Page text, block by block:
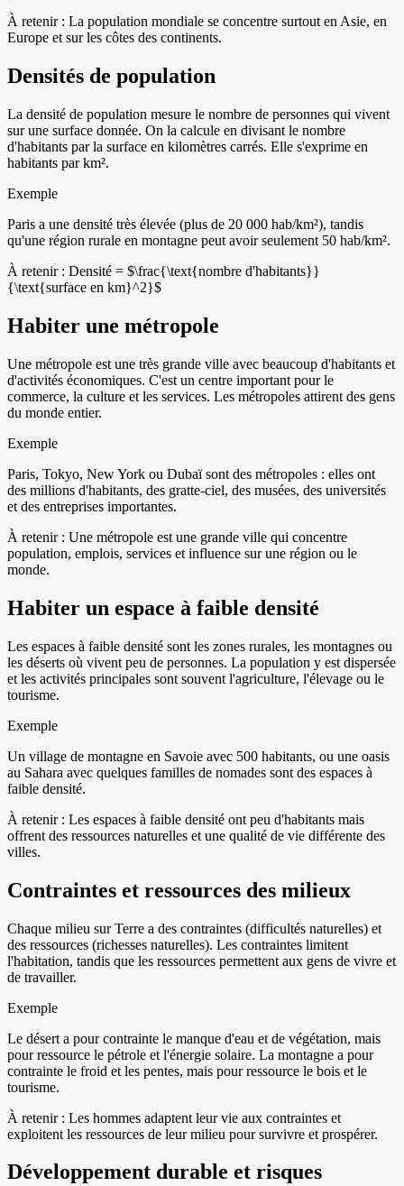
À retenir : La population mondiale se concentre surtout en Asie, en
Europe et sur les côtes des continents.
Densités de population
La densité de population mesure le nombre de personnes qui vivent
sur une surface donnée. On la calcule en divisant le nombre
d'habitants par la surface en kilomètres carrés. Elle s'exprime en
habitants par km².
Exemple
Paris a une densité très élevée (plus de 20 000 hab/km²), tandis
qu'une région rurale en montagne peut avoir seulement 50 hab/km².
À retenir : Densité = $\frac{\text{nombre d'habitants}}
{\text{surface en km}^2}$
Habiter une métropole
Une métropole est une très grande ville avec beaucoup d'habitants et
d'activités économiques. C'est un centre important pour le
commerce, la culture et les services. Les métropoles attirent des gens
du monde entier.
Exemple
Paris, Tokyo, New York ou Dubaï sont des métropoles : elles ont
des millions d'habitants, des gratte-ciel, des musées, des universités
et des entreprises importantes.
À retenir : Une métropole est une grande ville qui concentre
population, emplois, services et influence sur une région ou le
monde.
Habiter un espace à faible densité
Les espaces à faible densité sont les zones rurales, les montagnes ou
les déserts où vivent peu de personnes. La population y est dispersée
et les activités principales sont souvent l'agriculture, l'élevage ou le
tourisme.
Exemple
Un village de montagne en Savoie avec 500 habitants, ou une oasis
au Sahara avec quelques familles de nomades sont des espaces à
faible densité.
À retenir : Les espaces à faible densité ont peu d'habitants mais
offrent des ressources naturelles et une qualité de vie différente des
villes.
Contraintes et ressources des milieux
Chaque milieu sur Terre a des contraintes (difficultés naturelles) et
des ressources (richesses naturelles). Les contraintes limitent
l'habitation, tandis que les ressources permettent aux gens de vivre et
de travailler.
Exemple
Le désert a pour contrainte le manque d'eau et de végétation, mais
pour ressource le pétrole et l'énergie solaire. La montagne a pour
contrainte le froid et les pentes, mais pour ressource le bois et le
tourisme.
À retenir : Les hommes adaptent leur vie aux contraintes et
exploitent les ressources de leur milieu pour survivre et prospérer.
Développement durable et risques